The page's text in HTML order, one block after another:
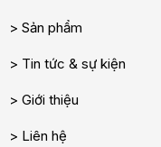
Sản phẩm
Tin tức & sự kiện
Giới thiệu
Liên hệ